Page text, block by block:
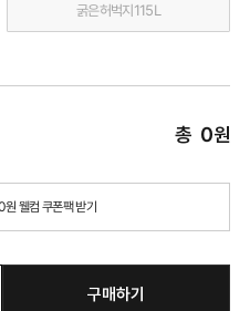
굵은허벅지115L
총 0원
웰컴 쿠폰팩 받기
구매하기